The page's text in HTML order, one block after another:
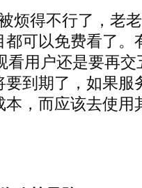
烦得不行了，老
可以免费看了。
看用户还是要再
到期了，如果服
本，而应该去使用